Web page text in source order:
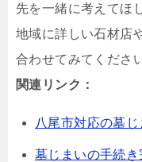
先を一緒に考えてほ
地域に詳しい石材店
合わせてみてくださ
関連リンク：
八尾市対応の墓
墓じまいの手続き